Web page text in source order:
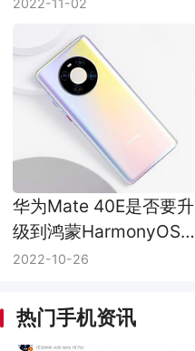
华为Mate 40E是否要升
级到鸿蒙HarmonyOS
3.0正式版
2022-10-26
热门手机资讯